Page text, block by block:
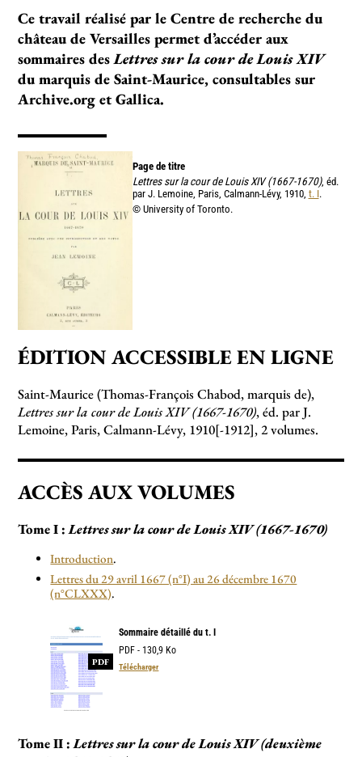
Ce tra­­­vail réa­­­lisé par le Centre de recher­­­che du
châ­­­teau de Versailles per­­­met d’accé­­­der aux
sommaires desLettres sur la cour de Louis XIV
du marquis de Saint-Maurice, consul­­­ta­­­bles sur
Archive.org et Gallica.
Page de titre
Lettres sur la cour de Louis XIV (1667-1670), éd.
par J. Lemoine, Paris, Calmann-Lévy, 1910, t. I.
© University of Toronto.
ÉDITION ACCESSIBLE EN LIGNE
Saint-Maurice (Thomas-François Chabod, marquis de),
Lettres sur la cour de Louis XIV (1667-1670), éd. par J.
Lemoine, Paris, Calmann-Lévy, 1910[-1912], 2 volumes.
ACCÈS AUX VOLUMES
Tome I :Lettres sur la cour de Louis XIV (1667-1670)
Introduction.
Lettres du 29 avril 1667 (n°I) au 26 décembre 1670
(n°CLXXX).
PDF
Sommaire détaillé du t. I
PDF - 130,9 Ko
Télécharger
Tome II :Lettres sur la cour de Louis XIV (deuxième